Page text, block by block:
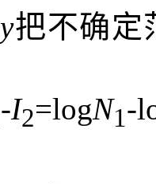
y把不确定
-I2=logN1-